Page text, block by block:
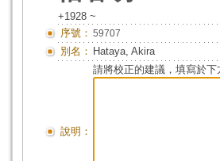
+1928 ~
序號： 59707
別名： Hataya, Akira
說明：
請將校正的建議，填寫於